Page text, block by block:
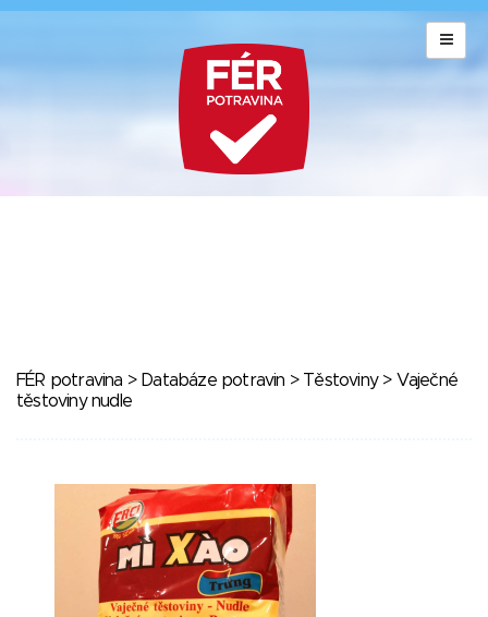
FÉR potravina > Databáze potravin > Těstoviny> Vaječné
těstoviny nudle